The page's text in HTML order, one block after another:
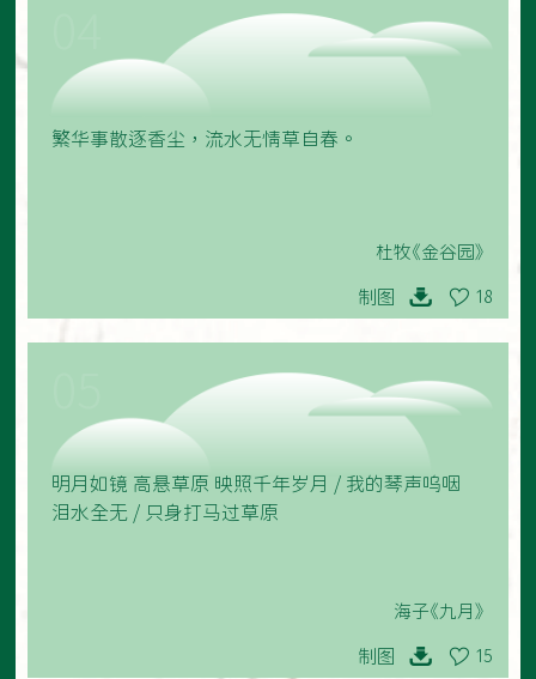
繁华事散逐香尘，流水无情草自春。
杜牧《金谷园》
制图 18
明月如镜 高悬草原 映照千年岁月 / 我的琴声呜咽
泪水全无 / 只身打马过草原
海子《九月》
制图 15